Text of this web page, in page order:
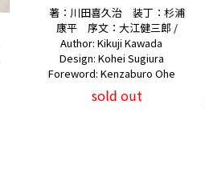
著：川田喜久治 装丁：杉浦
康平 序文：大江健三郎 /
Author: Kikuji Kawada
Design: Kohei Sugiura
Foreword: Kenzaburo Ohe
sold out